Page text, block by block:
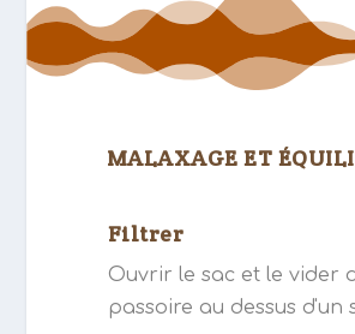
MALAXAGE ET
Filtrer
Ouvrir le sac et le vider
passoire au dessus d'un